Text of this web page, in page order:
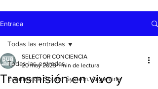
Entrada
Todas las entradas
Eventos de Sound System. Argentina
Todas las entradas
Transmisión en vivo y
SELECTOR CONCIENCIA
20 may 2023 1 min de lectura